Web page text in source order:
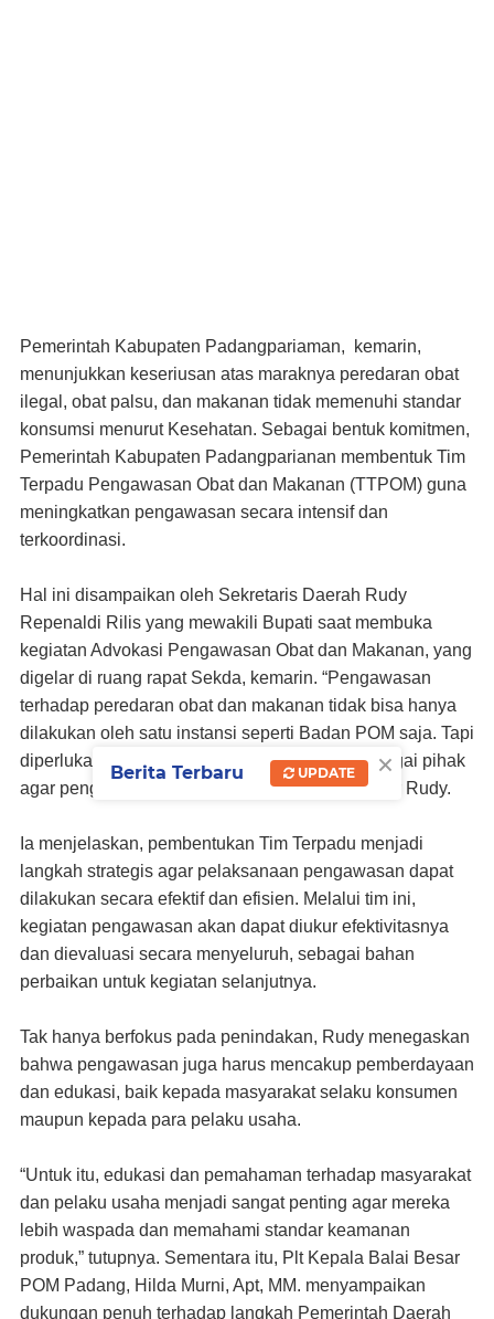
Pemerintah Kabupaten Padangpariaman, kemarin,
menunjukkan keseriusan atas maraknya peredaran obat
ilegal, obat palsu, dan makanan tidak memenuhi standar
konsumsi menurut Kesehatan. Sebagai bentuk komitmen,
Pemerintah Kabupaten Padangparianan membentuk Tim
Terpadu Pengawasan Obat dan Makanan (TTPOM) guna
meningkatkan pengawasan secara intensif dan
terkoordinasi.
Hal ini disampaikan oleh Sekretaris Daerah Rudy
Repenaldi Rilis yang mewakili Bupati saat membuka
kegiatan Advokasi Pengawasan Obat dan Makanan, yang
digelar di ruang rapat Sekda, kemarin. “Pengawasan
terhadap peredaran obat dan makanan tidak bisa hanya
dilakukan oleh satu instansi seperti Badan POM saja. Tapi
diperlukan koordinasi dan sinergi dengan berbagai pihak
agar pengawasan dapat berjalan maksimal,” ujar Rudy.
Ia menjelaskan, pembentukan Tim Terpadu menjadi
langkah strategis agar pelaksanaan pengawasan dapat
dilakukan secara efektif dan efisien. Melalui tim ini,
kegiatan pengawasan akan dapat diukur efektivitasnya
dan dievaluasi secara menyeluruh, sebagai bahan
perbaikan untuk kegiatan selanjutnya.
Tak hanya berfokus pada penindakan, Rudy menegaskan
bahwa pengawasan juga harus mencakup pemberdayaan
dan edukasi, baik kepada masyarakat selaku konsumen
maupun kepada para pelaku usaha.
“Untuk itu, edukasi dan pemahaman terhadap masyarakat
dan pelaku usaha menjadi sangat penting agar mereka
lebih waspada dan memahami standar keamanan
produk,” tutupnya. Sementara itu, Plt Kepala Balai Besar
POM Padang, Hilda Murni, Apt, MM. menyampaikan
dukungan penuh terhadap langkah Pemerintah Daerah
×
Berita Terbaru UPDATE